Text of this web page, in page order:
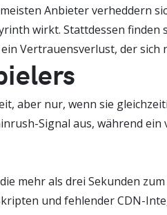
Anbieter verheddern
wirkt. Stattdessen
Vertrauensverlust, der
aber nur, wenn sie
Signal aus, während
mehr als drei Sekunden
und fehlender CDN-